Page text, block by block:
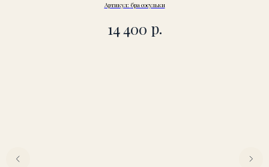
Артикул: бра сосульки
14 400 р.